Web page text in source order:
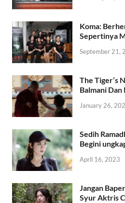
Koma:
Sepertinya
September 21,
The Tiger’s
Balmani
January 26,
Sedih
Begini
April 16, 2023
Jangan
Syur Aktris